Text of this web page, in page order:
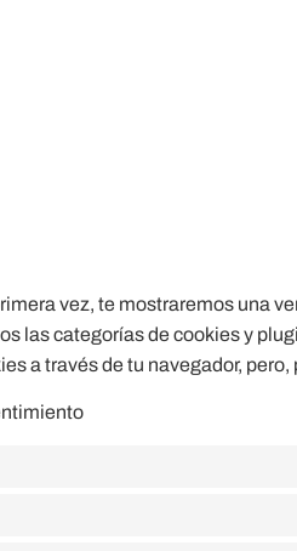
vez, te mostraremos una
las categorías de cookies y
a través de tu navegador,